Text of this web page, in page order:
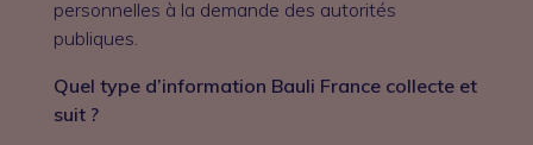
personnelles à la demande des autorités
publiques.
Quel type d’information Bauli France collecte et
suit ?